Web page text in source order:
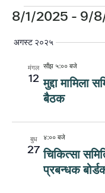
घटनाहरू
8/1/2025 - 9/
चयन
अगस्ट २०२५
मंगल
12
साँझ ५:०० बजे
मुद्दा मामिला
बैठक
बुध
27
४:०० बजे
चिकित्सा
प्रबन्धक